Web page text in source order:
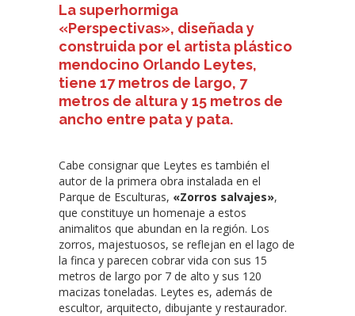
La superhormiga
«Perspectivas», diseñada y
construida por el artista plástico
mendocino Orlando Leytes,
tiene 17 metros de largo, 7
metros de altura y 15 metros de
ancho entre pata y pata.
Cabe consignar que Leytes es también el
autor de la primera obra instalada en el
Parque de Esculturas, «Zorros salvajes»,
que constituye un homenaje a estos
animalitos que abundan en la región. Los
zorros, majestuosos, se reflejan en el lago de
la finca y parecen cobrar vida con sus 15
metros de largo por 7 de alto y sus 120
macizas toneladas. Leytes es, además de
escultor, arquitecto, dibujante y restaurador.